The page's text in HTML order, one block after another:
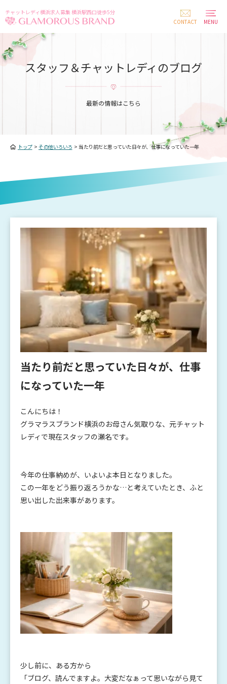
チャットレディ横浜求人募集 横浜駅西口徒歩5分
CONTACT
MENU
スタッフ＆チャットレディのブログ
最新の情報はこちら
トップ> その他いろいろ > 当たり前だと思っていた日々が、仕事になっていた一年
当たり前だと思っていた日々が、仕事
になっていた一年
こんにちは！
グラマラスブランド横浜のお母さん気取りな、元チャット
レディで現在スタッフの瀬名です。
今年の仕事納めが、いよいよ本日となりました。
この一年をどう振り返ろうかな…と考えていたとき、ふと
思い出した出来事があります。
少し前に、ある方から
「ブログ、読んでますよ。大変だなぁって思いながら見て